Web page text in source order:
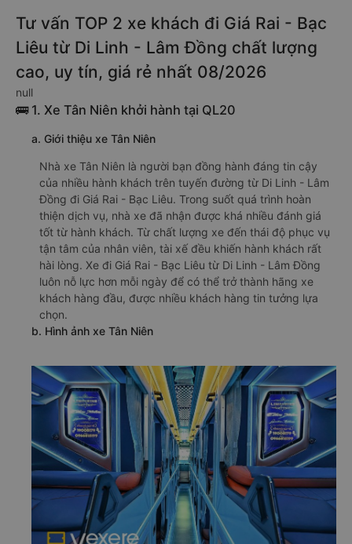
Tư vấn TOP 2 xe khách đi Giá Rai - Bạc
Liêu từ Di Linh - Lâm Đồng chất lượng
cao, uy tín, giá rẻ nhất 08/2026
null
🚌 1. Xe Tân Niên khởi hành tại QL20
a. Giới thiệu xe Tân Niên
Nhà xe Tân Niên là người bạn đồng hành đáng tin cậy
của nhiều hành khách trên tuyến đường từ Di Linh - Lâm
Đồng đi Giá Rai - Bạc Liêu. Trong suốt quá trình hoàn
thiện dịch vụ, nhà xe đã nhận được khá nhiều đánh giá
tốt từ hành khách. Từ chất lượng xe đến thái độ phục vụ
tận tâm của nhân viên, tài xế đều khiến hành khách rất
hài lòng. Xe đi Giá Rai - Bạc Liêu từ Di Linh - Lâm Đồng
luôn nỗ lực hơn mỗi ngày để có thể trở thành hãng xe
khách hàng đầu, được nhiều khách hàng tin tưởng lựa
chọn.
b. Hình ảnh xe Tân Niên